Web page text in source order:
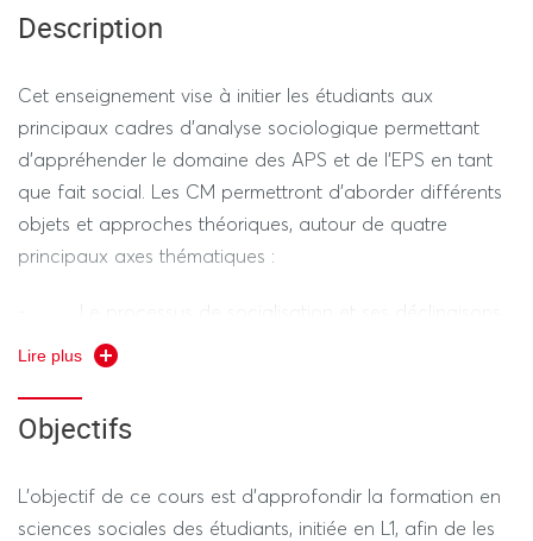
Description
Cet enseignement vise à initier les étudiants aux
principaux cadres d’analyse sociologique permettant
d’appréhender le domaine des APS et de l’EPS en tant
que fait social. Les CM permettront d’aborder différents
objets et approches théoriques, autour de quatre
principaux axes thématiques :
- Le processus de socialisation et ses déclinaisons
dans le domaine sportif
- La différenciation sociale des APS et ses
évolutions
- La dimension genrée des pratiques physiques et
sportives
Lire plus
Objectifs
L’objectif de ce cours est d’approfondir la formation en
sciences sociales des étudiants, initiée en L1, afin de les